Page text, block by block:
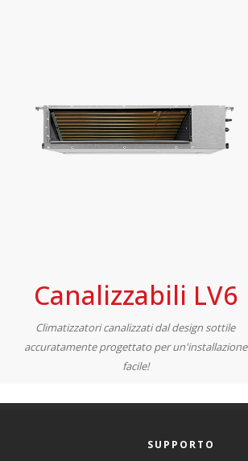
Canalizzabili LV6
Climatizzatori canalizzati dal design sottile
accuratamente progettato per un'installazione
facile!
SUPPORTO